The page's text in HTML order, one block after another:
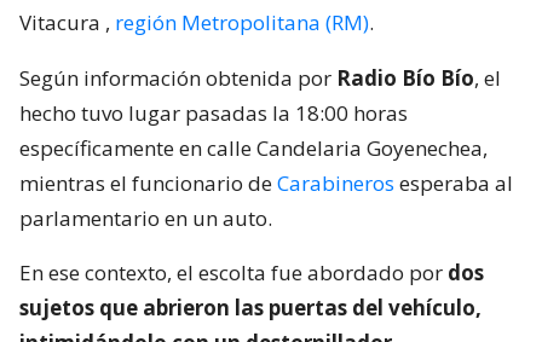
Vitacura , región Metropolitana (RM).
Según información obtenida por Radio Bío Bío, el
hecho tuvo lugar pasadas la 18:00 horas
específicamente en calle Candelaria Goyenechea,
mientras el funcionario deCarabineros esperaba al
parlamentario en un auto.
En ese contexto, el escolta fue abordado por dos
sujetos que abrieron las puertas del vehículo,